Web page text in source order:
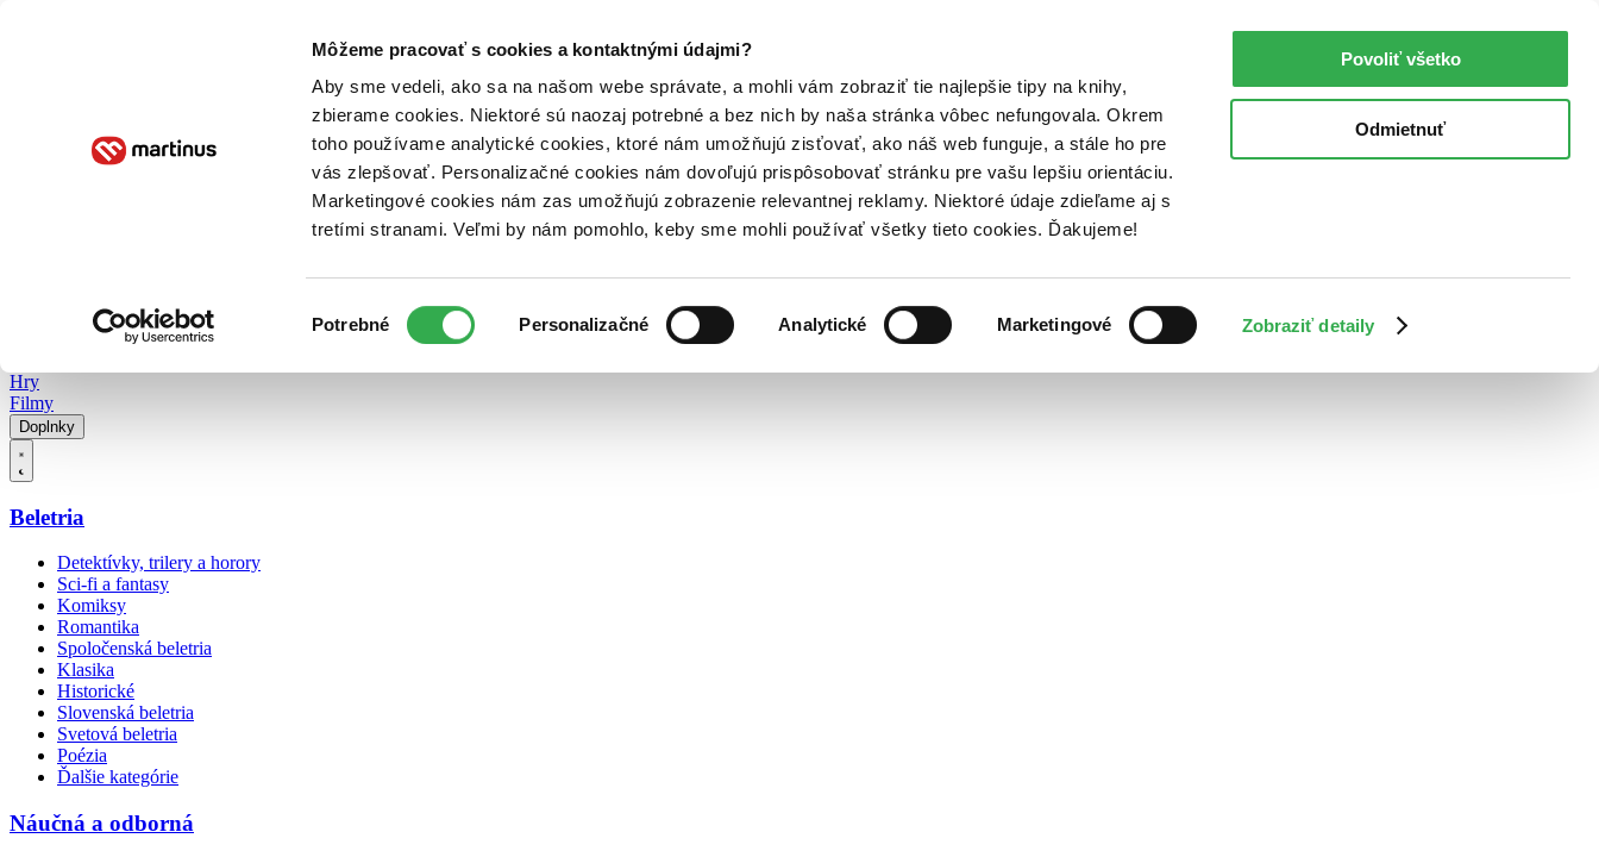
Môžeme pracovať s cookies a kontaktnými údajmi?
Aby sme vedeli, ako sa na našom webe správate, a mohli vám zobraziť tie najlepšie tipy na knihy,
zbierame cookies. Niektoré sú naozaj potrebné a bez nich by naša stránka vôbec nefungovala. Okrem
toho používame analytické cookies, ktoré nám umožňujú zisťovať, ako náš web funguje, a stále ho pre
vás zlepšovať. Personalizačné cookies nám dovoľujú prispôsobovať stránku pre vašu lepšiu orientáciu.
Marketingové cookies nám zas umožňujú zobrazenie relevantnej reklamy. Niektoré údaje zdieľame aj s
tretími stranami. Veľmi by nám pomohlo, keby sme mohli používať všetky tieto cookies. Ďakujeme!
súhlasu
Potrebné Personalizačné Analytické Marketingové Zobraziť detaily
Povoliť všetko
Odmietnuť
Poukážky Kontakt
Hry
Filmy
Doplnky
Beletria
Detektívky, trilery a horory
Sci-fi a fantasy
Komiksy
Romantika
Spoločenská beletria
Klasika
Historické
Slovenská beletria
Svetová beletria
Poézia
Ďalšie kategórie
Náučná a odborná